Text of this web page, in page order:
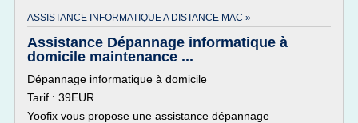
ASSISTANCE INFORMATIQUE A DISTANCE MAC »
Assistance Dépannage informatique à
domicile maintenance ...
Dépannage informatique à domicile
Tarif : 39EUR
Yoofix vous propose une assistance dépannage